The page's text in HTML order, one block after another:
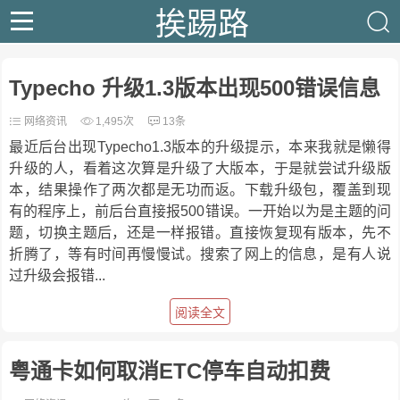
挨踢路
Typecho 升级1.3版本出现500错误信息
网络资讯 1,495次 13条
最近后台出现Typecho1.3版本的升级提示，本来我就是懒得
升级的人，看着这次算是升级了大版本，于是就尝试升级版
本，结果操作了两次都是无功而返。下载升级包，覆盖到现
有的程序上，前后台直接报500错误。一开始以为是主题的问
题，切换主题后，还是一样报错。直接恢复现有版本，先不
折腾了，等有时间再慢慢试。搜索了网上的信息，是有人说
过升级会报错...
阅读全文
粤通卡如何取消ETC停车自动扣费